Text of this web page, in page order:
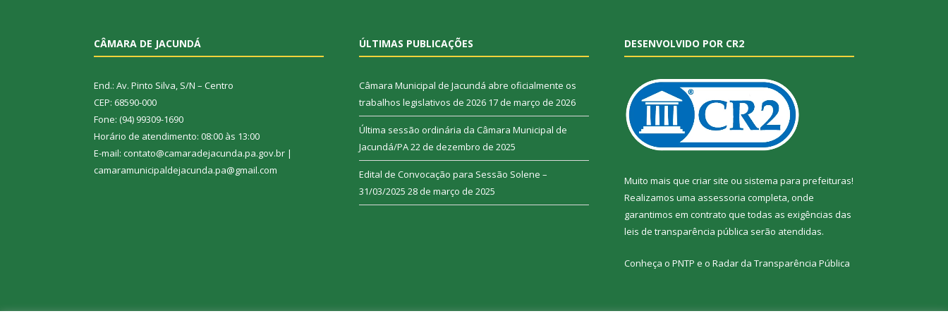
CÂMARA DE JACUNDÁ
End.: Av. Pinto Silva, S/N – Centro
CEP: 68590-000
Fone: (94) 99309-1690
Horário de atendimento: 08:00 às 13:00
E-mail: contato@camaradejacunda.pa.gov.br |
camaramunicipaldejacunda.pa@gmail.com
ÚLTIMAS PUBLICAÇÕES
Câmara Municipal de Jacundá abre oficialmente os
trabalhos legislativos de 2026 17 de março de 2026
Última sessão ordinária da Câmara Municipal de
Jacundá/PA22 de dezembro de 2025
Edital de Convocação para Sessão Solene –
31/03/2025 28 de março de 2025
DESENVOLVIDO POR CR2
Muito mais que criar site ou sistema para prefeituras!
Realizamos uma assessoria completa, onde
garantimos em contrato que todas as exigências das
leis de transparência pública serão atendidas.
Conheça o PNTP e o Radar da Transparência Pública